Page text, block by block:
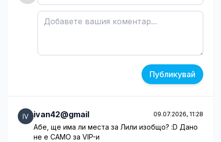
Публикувай
ivan42@gmail 09.07.2026, 11:28
Абе, ще има ли места за Лили изобщо? :D Дано
не е САМО за VIP-и